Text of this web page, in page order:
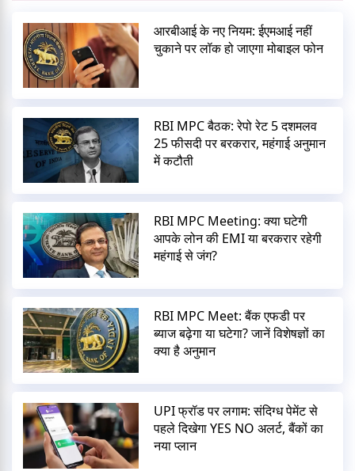
आरबीआई के नए नियम: ईएमआई नहीं
चुकाने पर लॉक हो जाएगा मोबाइल फोन
RBI MPC बैठक: रेपो रेट 5 दशमलव
25 फीसदी पर बरकरार, महंगाई अनुमान
में कटौती
RBI MPC Meeting: क्या घटेगी
आपके लोन की EMI या बरकरार रहेगी
महंगाई से जंग?
RBI MPC Meet: बैंक एफडी पर
ब्याज बढ़ेगा या घटेगा? जानें विशेषज्ञों का
क्या है अनुमान
UPI फ्रॉड पर लगाम: संदिग्ध पेमेंट से
पहले दिखेगा YES NO अलर्ट, बैंकों का
नया प्लान